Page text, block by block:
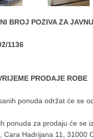
BROJ POZIVA ZA
1136
PRODAJE ROBE
ponuda održat će se
ponuda za prodaju će se
Cara Hadrijana 11, 31000